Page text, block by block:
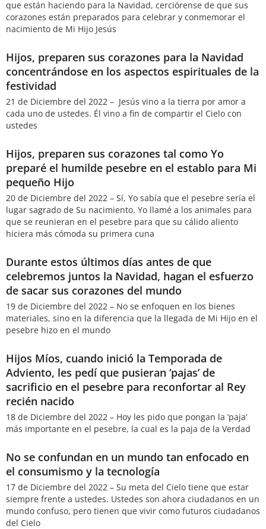
que están haciendo para la Navidad, cerciórense de que sus
corazones están preparados para celebrar y conmemorar el
nacimiento de Mi Hijo Jesús
Hijos, preparen sus corazones para la Navidad
concentrándose en los aspectos espirituales de la
festividad
21 de Diciembre del 2022 – Jesús vino a la tierra por amor a
cada uno de ustedes. Él vino a fin de compartir el Cielo con
ustedes
Hijos, preparen sus corazones tal como Yo
preparé el humilde pesebre en el establo para Mi
pequeño Hijo
20 de Diciembre del 2022 – Sí, Yo sabía que el pesebre sería el
lugar sagrado de Su nacimiento. Yo llamé a los animales para
que se reunieran en el pesebre para que su cálido aliento
hiciera más cómoda su primera cuna
Durante estos últimos días antes de que
celebremos juntos la Navidad, hagan el esfuerzo
de sacar sus corazones del mundo
19 de Diciembre del 2022 – No se enfoquen en los bienes
materiales, sino en la diferencia que la llegada de Mi Hijo en el
pesebre hizo en el mundo
Hijos Míos, cuando inició la Temporada de
Adviento, les pedí que pusieran ‘pajas’ de
sacrificio en el pesebre para reconfortar al Rey
recién nacido
18 de Diciembre del 2022 – Hoy les pido que pongan la ‘paja’
más importante en el pesebre, la cual es la paja de la Verdad
No se confundan en un mundo tan enfocado en
el consumismo y la tecnología
17 de Diciembre del 2022 – Su meta del Cielo tiene que estar
siempre frente a ustedes. Ustedes son ahora ciudadanos en un
mundo confuso, pero tienen que vivir como futuros ciudadanos
del Cielo